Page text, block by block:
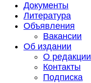
Документы
Литература
Объявления
Вакансии
Об издании
О редакции
Контакты
Подписка